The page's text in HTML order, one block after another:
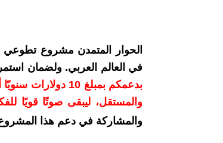
الحوار المتمدن مشروع تطوعي
في العالم العربي. ولضمان
بدعمكم بمبلغ 10
والمستقل، ليبقى صوتًا قويًا
والمشاركة في دعم هذا